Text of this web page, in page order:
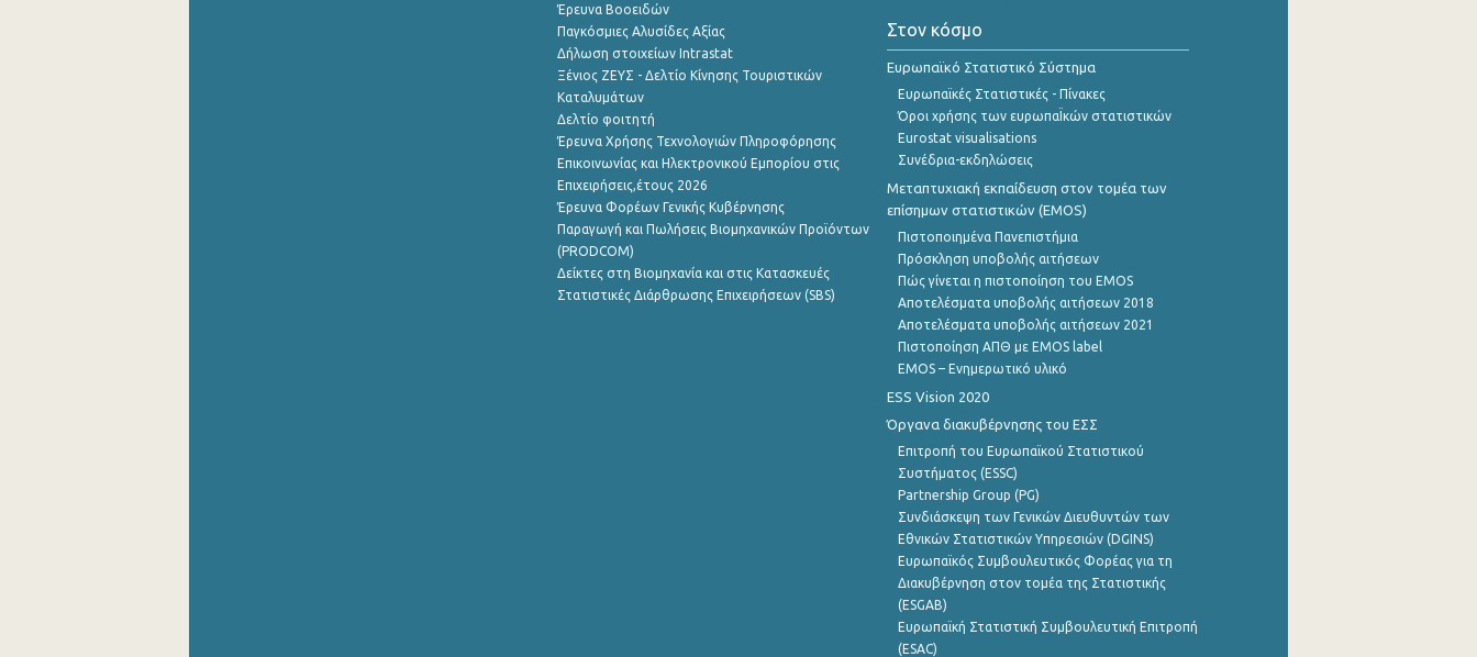
Έρευνα Βοοειδών
Παγκόσμιες Αλυσίδες Αξίας
Δήλωση στοιχείων Intrastat
Ξένιος ΖΕΥΣ - Δελτίο Κίνησης Τουριστικών
Καταλυμάτων
Δελτίο φοιτητή
Έρευνα Χρήσης Τεχνολογιών Πληροφόρησης
Επικοινωνίας και Ηλεκτρονικού Εμπορίου στις
Επιχειρήσεις,έτους 2026
Έρευνα Φορέων Γενικής Κυβέρνησης
Παραγωγή και Πωλήσεις Βιομηχανικών Προϊόντων
(PRODCOM)
Δείκτες στη Βιομηχανία και στις Κατασκευές
Στατιστικές Διάρθρωσης Επιχειρήσεων (SBS)
Στον κόσμο
Ευρωπαϊκό Στατιστικό Σύστημα
Ευρωπαϊκές Στατιστικές - Πίνακες
Όροι χρήσης των ευρωπαΪκών στατιστικών
Eurostat visualisations
Συνέδρια-εκδηλώσεις
Μεταπτυχιακή εκπαίδευση στον τομέα των
επίσημων στατιστικών (EMOS)
Πιστοποιημένα Πανεπιστήμια
Πρόσκληση υποβολής αιτήσεων
Πώς γίνεται η πιστοποίηση του EMOS
Αποτελέσματα υποβολής αιτήσεων 2018
Αποτελέσματα υποβολής αιτήσεων 2021
Πιστοποίηση ΑΠΘ με EMOS label
EMOS – Ενημερωτικό υλικό
ESS Vision 2020
Όργανα διακυβέρνησης του ΕΣΣ
Επιτροπή του Ευρωπαϊκού Στατιστικού
Συστήματος (ESSC)
Partnership Group (PG)
Συνδιάσκεψη των Γενικών Διευθυντών των
Εθνικών Στατιστικών Υπηρεσιών (DGINS)
Ευρωπαϊκός Συμβουλευτικός Φορέας για τη
Διακυβέρνηση στον τομέα της Στατιστικής
(ESGAB)
Ευρωπαϊκή Στατιστική Συμβουλευτική Επιτροπή
(ESAC)